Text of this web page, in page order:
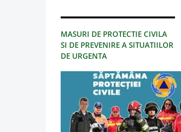
MASURI DE PROTECTIE CIVILA
SI DE PREVENIRE A SITUATIILOR
DE URGENTA